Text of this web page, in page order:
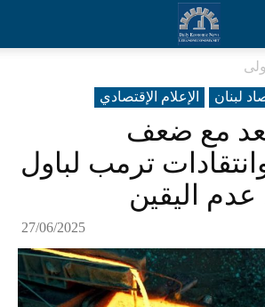
لبنان الإعلام الإقتصادي
مع ضعف
ترمب لباول
اليقين
27/06/2025